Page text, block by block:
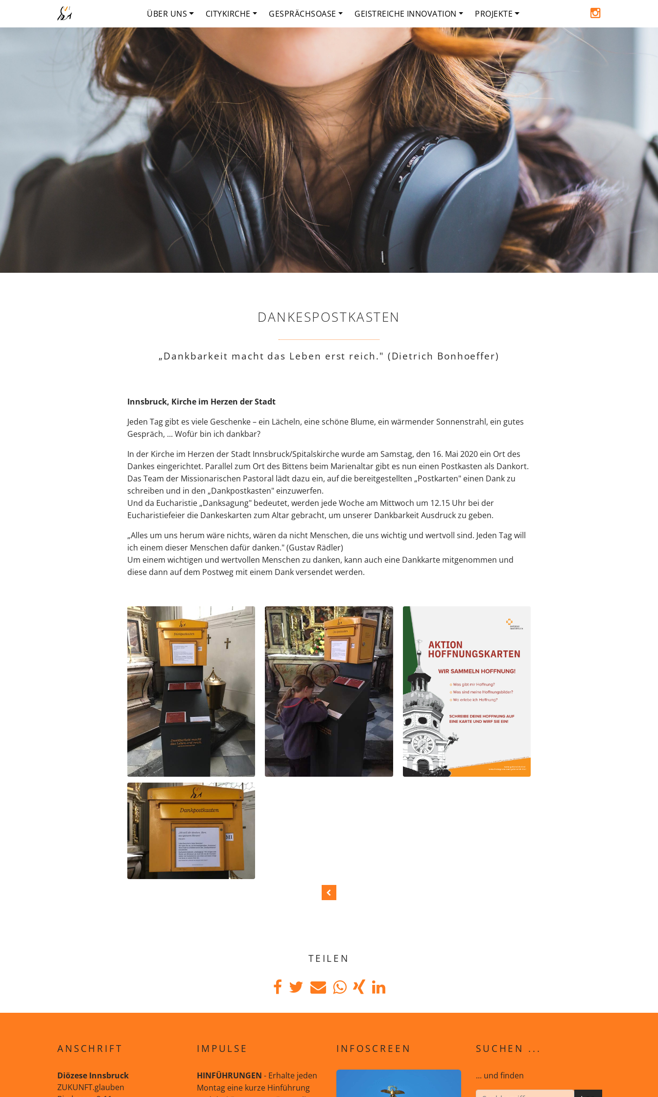
ÜBER UNS CITYKIRCHE GESPRÄCHSOASE GEISTREICHE INNOVATION PROJEKTE
DANKESPOSTKASTEN
„Dankbarkeit macht das Leben erst reich." (Dietrich Bonhoeffer)
Innsbruck, Kirche im Herzen der Stadt
Jeden Tag gibt es viele Geschenke – ein Lächeln, eine schöne Blume, ein wärmender Sonnenstrahl, ein gutes
Gespräch, ... Wofür bin ich dankbar?
In der Kirche im Herzen der Stadt Innsbruck/Spitalskirche wurde am Samstag, den 16. Mai 2020 ein Ort des
Dankes eingerichtet. Parallel zum Ort des Bittens beim Marienaltar gibt es nun einen Postkasten als Dankort.
Das Team der Missionarischen Pastoral lädt dazu ein, auf die bereitgestellten „Postkarten" einen Dank zu
schreiben und in den „Dankpostkasten" einzuwerfen.
Und da Eucharistie „Danksagung" bedeutet, werden jede Woche am Mittwoch um 12.15 Uhr bei der
Eucharistiefeier die Dankeskarten zum Altar gebracht, um unserer Dankbarkeit Ausdruck zu geben.
„Alles um uns herum wäre nichts, wären da nicht Menschen, die uns wichtig und wertvoll sind. Jeden Tag will
ich einem dieser Menschen dafür danken." (Gustav Rädler)
Um einem wichtigen und wertvollen Menschen zu danken, kann auch eine Dankkarte mitgenommen und
diese dann auf dem Postweg mit einem Dank versendet werden.
TEILEN
ANSCHRIFT
Diözese Innsbruck
ZUKUNFT.glauben
IMPULSE
HINFÜHRUNGEN - Erhalte jeden
Montag eine kurze Hinführung
INFOSCREEN SUCHEN ...
... und finden